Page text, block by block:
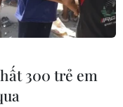
nhân vật nữ
300 trẻ em